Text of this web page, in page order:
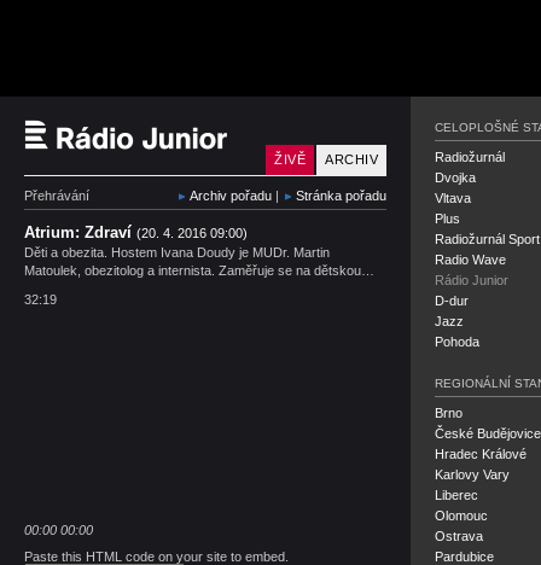
ARCHIV
ŽIVĚ
Přehrávání Archiv pořadu | Stránka pořadu
Atrium: Zdraví (20. 4. 2016 09:00)
Děti a obezita. Hostem Ivana Doudy je MUDr. Martin
Matoulek, obezitolog a internista. Zaměřuje se na dětskou…
32:19
00:00 00:00
Paste this HTML code on your site to embed.
CELOPLOŠNÉ
Radiožurnál
Dvojka
Vltava
Plus
Radiožurnál Sport
Radio Wave
Rádio Junior
D-dur
Jazz
Pohoda
REGIONÁLNÍ
Brno
České Budějovice
Hradec Králové
Karlovy Vary
Liberec
Olomouc
Ostrava
Pardubice